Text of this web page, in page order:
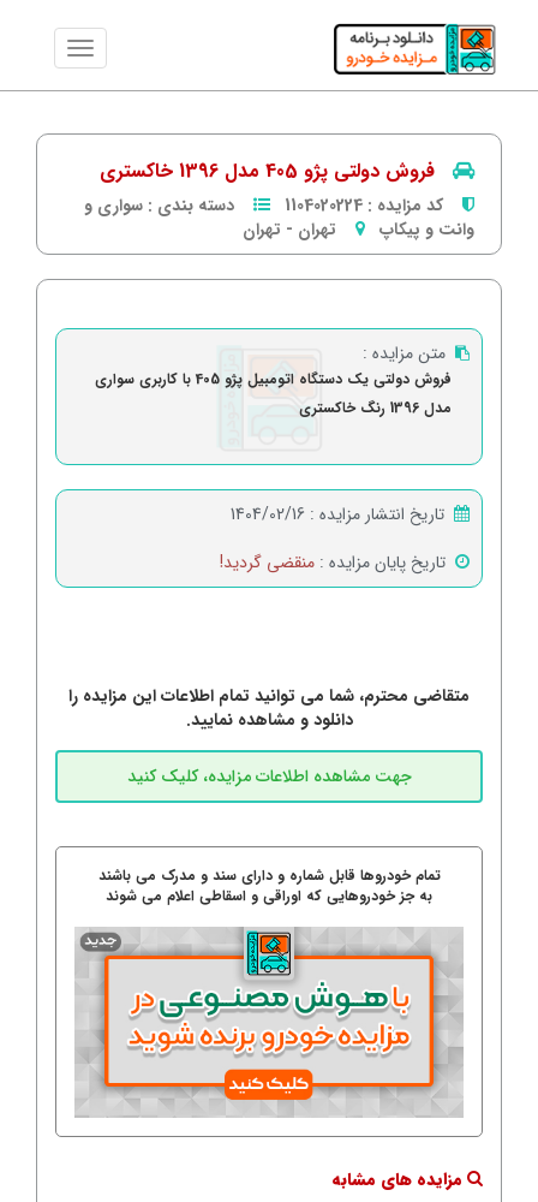
فروش دولتی پژو 405 مدل 1396 خاکستری
کد مزایده : 1104020224 دسته بندی : سواری و
وانت و پیکاپ
تهران - تهران
متن مزایده :
فروش دولتی یک دستگاه اتومبیل پژو 405 با کاربری سواری
مدل 1396 رنگ خاکستری
تاریخ انتشار مزایده : 1404/02/16
تاریخ پایان مزایده : منقضی گردید!
متقاضی محترم، شما می توانید تمام اطلاعات این مزایده را
دانلود و مشاهده نمایید.
تمام خودروها قابل شماره و دارای سند و مدرک می باشند
به جز خودروهایی که اوراقی و اسقاطی اعلام می شوند
مزایده های مشابه